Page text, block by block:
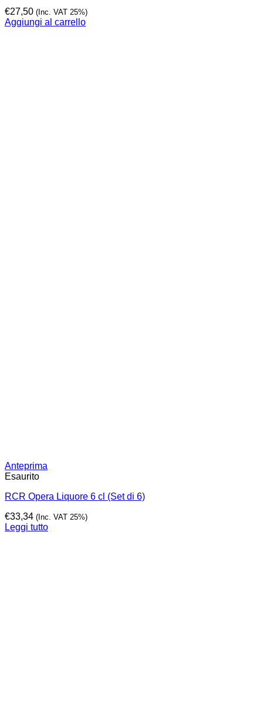
€27,50 (Inc. VAT 25%)
Aggiungi al carrello
Anteprima
Esaurito
RCR Opera Liquore 6 cl (Set di 6)
€33,34 (Inc. VAT 25%)
Leggi tutto